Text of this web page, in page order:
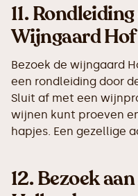
11.
Wijngaard
Bezoek de wijngaard
een rondleiding door
Sluit af met een
wijnen kunt proeven
hapjes. Een gezellige
12.Bezoek